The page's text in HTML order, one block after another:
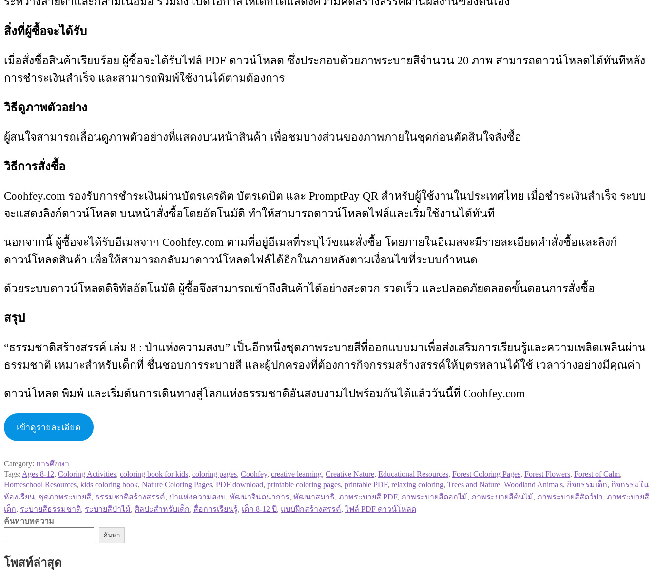
สิ่งที่ผู้ซื้อจะได้รับ
เมื่อสั่งซื้อสินค้าเรียบร้อย ผู้ซื้อจะได้รับไฟล์ PDF ดาวน์โหลด ซึ่งประกอบด้วยภาพระบายสีจำนวน 20 ภาพ สามารถดาวน์โหลดได้ทันทีหลัง
การชำระเงินสำเร็จ และสามารถพิมพ์ใช้งานได้ตามต้องการ
วิธีดูภาพตัวอย่าง
ผู้สนใจสามารถเลื่อนดูภาพตัวอย่างที่แสดงบนหน้าสินค้า เพื่อชมบางส่วนของภาพภายในชุดก่อนตัดสินใจสั่งซื้อ
วิธีการสั่งซื้อ
Coohfey.com รองรับการชำระเงินผ่านบัตรเครดิต บัตรเดบิต และ PromptPay QR สำหรับผู้ใช้งานในประเทศไทย เมื่อชำระเงินสำเร็จ ระบบ
จะแสดงลิงก์ดาวน์โหลด บนหน้าสั่งซื้อโดยอัตโนมัติ ทำให้สามารถดาวน์โหลดไฟล์และเริ่มใช้งานได้ทันที
นอกจากนี้ ผู้ซื้อจะได้รับอีเมลจาก Coohfey.com ตามที่อยู่อีเมลที่ระบุไว้ขณะสั่งซื้อ โดยภายในอีเมลจะมีรายละเอียดคำสั่งซื้อและลิงก์
ดาวน์โหลดสินค้า เพื่อให้สามารถกลับมาดาวน์โหลดไฟล์ได้อีกในภายหลังตามเงื่อนไขที่ระบบกำหนด
ด้วยระบบดาวน์โหลดดิจิทัลอัตโนมัติ ผู้ซื้อจึงสามารถเข้าถึงสินค้าได้อย่างสะดวก รวดเร็ว และปลอดภัยตลอดขั้นตอนการสั่งซื้อ
สรุป
“ธรรมชาติสร้างสรรค์ เล่ม 8 : ป่าแห่งความสงบ” เป็นอีกหนึ่งชุดภาพระบายสีที่ออกแบบมาเพื่อส่งเสริมการเรียนรู้และความเพลิดเพลินผ่าน
ธรรมชาติ เหมาะสำหรับเด็กที่ ชื่นชอบการระบายสี และผู้ปกครองที่ต้องการกิจกรรมสร้างสรรค์ให้บุตรหลานได้ใช้ เวลาว่างอย่างมีคุณค่า
ดาวน์โหลด พิมพ์ และเริ่มต้นการเดินทางสู่โลกแห่งธรรมชาติอันสงบงามไปพร้อมกันได้แล้ววันนี้ที่ Coohfey.com
เข้าดูรายละเอียด
Category: การศึกษา
Tags: Ages 8-12, Coloring Activities, coloring book for kids, coloring pages, Coohfey, creative learning, Creative Nature, Educational Resources, Forest Coloring Pages, Forest Flowers, Forest of Calm,
Homeschool Resources, kids coloring book, Nature Coloring Pages, PDF download, printable coloring pages, printable PDF, relaxing coloring, Trees and Nature, Woodland Animals, กิจกรรมเด็ก, กิจกรรมใน
ห้องเรียน, ชุดภาพระบายสี, ธรรมชาติสร้างสรรค์, ป่าแห่งความสงบ, พัฒนาจินตนาการ, พัฒนาสมาธิ, ภาพระบายสี PDF, ภาพระบายสีดอกไม้, ภาพระบายสีต้นไม้, ภาพระบายสีสัตว์ป่า, ภาพระบายสี
เด็ก, ระบายสีธรรมชาติ, ระบายสีป่าไม้, ศิลปะสำหรับเด็ก, สื่อการเรียนรู้, เด็ก 8-12 ปี, แบบฝึกสร้างสรรค์,ไฟล์ PDF ดาวน์โหลด
ค้นหาบทความ
ค้นหา
โพสท์ล่าสุด